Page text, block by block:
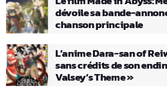
dévoile sa bande-
chanson principale
L’anime Dara-san of
sans crédits de son
Valsey’s Theme »